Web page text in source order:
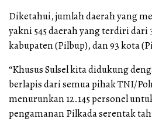
Diketahui, jumlah daerah yang
yakni 545 daerah yang terdiri dari
kabupaten (Pilbup), dan 93 kota
“Khusus Sulsel kita didukung
berlapis dari semua pihak TNI/
menurunkan 12.145 personel
pengamanan Pilkada serentak